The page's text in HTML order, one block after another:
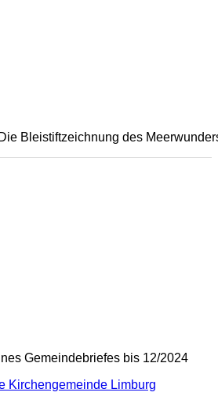
Bleistiftzeichnung des
Gemeindebriefes bis 12/2024
Kirchengemeinde Limburg